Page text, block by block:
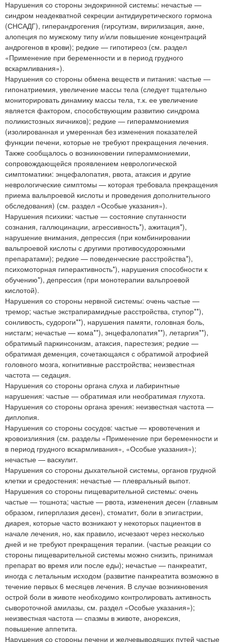
Нарушения со стороны эндокринной системы: нечастые —
синдром неадекватной секреции антидиуретического гормона
(СНСАДГ), гиперандрогения (гирсутизм, вирилизация, акне,
алопеция по мужскому типу и/или повышение концентраций
андрогенов в крови); редкие — гипотиреоз (см. раздел
«Применение при беременности и в период грудного
вскармливания»).
Нарушения со стороны обмена веществ и питания: частые —
гипонатриемия, увеличение массы тела (следует тщательно
мониторировать динамику массы тела, т.к. ее увеличение
является фактором, способствующим развитию синдрома
поликистозных яичников); редкие — гипераммониемия
(изолированная и умеренная без изменения показателей
функции печени, которые не требуют прекращения лечения.
Также сообщалось о возникновении гипераммониемии,
сопровождающейся проявлением неврологической
симптоматики: энцефалопатия, рвота, атаксия и другие
неврологические симптомы — которая требовала прекращения
приема вальпроевой кислоты и проведения дополнительного
обследования) (см. раздел «Особые указания»).
Нарушения психики: частые — состояние спутанности
сознания, галлюцинации, агрессивность*), ажитация*),
нарушение внимания, депрессия (при комбинировании
вальпроевой кислоты с другими противосудорожными
препаратами); редкие — поведенческие расстройства*),
психомоторная гиперактивность*), нарушения способности к
обучению*), депрессия (при монотерапии вальпроевой
кислотой).
Нарушения со стороны нервной системы: очень частые —
тремор; частые экстрапирамидные расстройства, ступор**),
сонливость, судороги**), нарушения памяти, головная боль,
нистагм; нечастые — кома**), энцефалопатия**), летаргия**),
обратимый паркинсонизм, атаксия, парестезия; редкие —
обратимая деменция, сочетающаяся с обратимой атрофией
головного мозга, когнитивные расстройства; неизвестная
частота — седация.
Нарушения со стороны органа слуха и лабиринтные
нарушения: частые — обратимая или необратимая глухота.
Нарушения со стороны органа зрения: неизвестная частота —
диплопия.
Нарушения со стороны сосудов: частые — кровотечения и
кровоизлияния (см. разделы «Применение при беременности и
в период грудного вскармливания», «Особые указания»);
нечастые — васкулит.
Нарушения со стороны дыхательной системы, органов грудной
клетки и средостения: нечастые — плевральный выпот.
Нарушения со стороны пищеварительной системы: очень
частые — тошнота; частые — рвота, изменения десен (главным
образом, гиперплазия десен), стоматит, боли в эпигастрии,
диарея, которые часто возникают у некоторых пациентов в
начале лечения, но, как правило, исчезают через несколько
дней и не требуют прекращения терапии. (частые реакции со
стороны пищеварительной системы можно снизить, принимая
препарат во время или после еды); нечастые — панкреатит,
иногда с летальным исходом (развитие панкреатита возможно в
течение первых 6 месяцев лечения. В случае возникновения
острой боли в животе необходимо контролировать активность
сывороточной амилазы, см. раздел «Особые указания»);
неизвестная частота — спазмы в животе, анорексия,
повышение аппетита.
Нарушения со стороны печени и желчевыводящих путей частые